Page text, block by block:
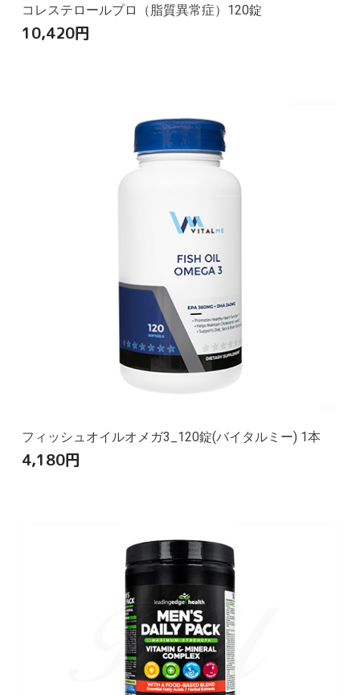
コレステロールプロ（脂質異常症）120錠
10,420円
フィッシュオイルオメガ3_120錠(バイタルミー) 1本
4,180円